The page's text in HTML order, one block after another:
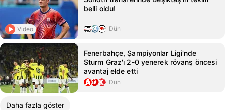
Video
belli oldu!
Dün
Fenerbahçe, Şampiyonlar Ligi'nde
Sturm Graz'ı 2-0 yenerek rövanş öncesi
avantaj elde etti
Dün
Daha fazla göster